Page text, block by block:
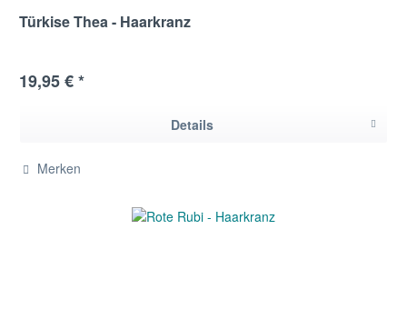
Türkise Thea - Haarkranz
19,95 € *
Details
Merken